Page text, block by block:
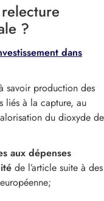
?
dans
savoir production des
liés à la capture, au
du dioxyde de
aux dépenses
de l’article suite à des